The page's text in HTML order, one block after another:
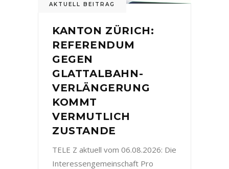
AKTUELL BEITRAG
KANTON ZÜRICH:
REFERENDUM
GEGEN
GLATTALBAHN-
VERLÄNGERUNG
KOMMT
VERMUTLICH
ZUSTANDE
TELE Z aktuell vom 06.08.2026: Die
Interessengemeinschaft Pro